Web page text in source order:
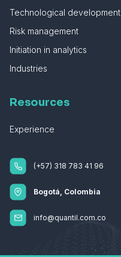
Technological development
Risk management
Initiation in analytics
Industries
Resources
Experience
(+57) 318 783 41 96
Bogotá, Colombia
info@quantil.com.co